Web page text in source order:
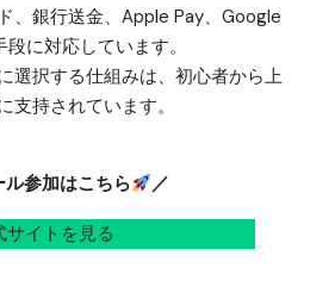
、銀行送金、Apple Pay、Google
に対応しています。
選択する仕組みは、初心者から上
支持されています。
ル参加はこちら ／
サイトを見る